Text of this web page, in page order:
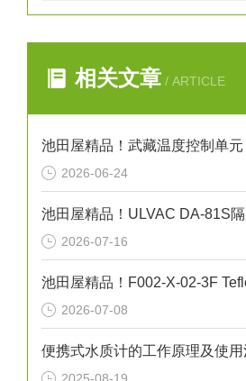
相关文章 / ARTICLE
2026-06-24
2026-07-16
2026-07-08